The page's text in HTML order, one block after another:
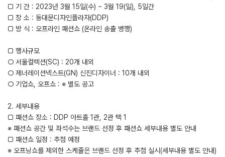
□ 기 간 : 2023년 3월 15일(수) ~ 3월 19(일), 5일간
□ 장 소 : 동대문디자인플라자(DDP)
□ 방 식 : 오프라인 패션쇼 (온라인 송출 병행)
□ 행사규모
○ 서울컬렉션(SC) : 20개 내외
○ 제너레이션넥스트(GN) 신진디자이너 : 10개 내외
○ 기업쇼, 오프쇼 : ※ 별도 공고
2. 세부내용
□ 패션쇼 장소 : DDP 아트홀 1관, 2관 택 1
※ 패션쇼 공간 및 좌석수는 브랜드 선정 후 패션쇼 세부내용 별도 안내
□ 패션쇼 일정 : 추첨 예정
※ 오프닝쇼를 제외한 스케줄은 브랜드 선정 후 추첨 실시(세부내용 별도 안내)